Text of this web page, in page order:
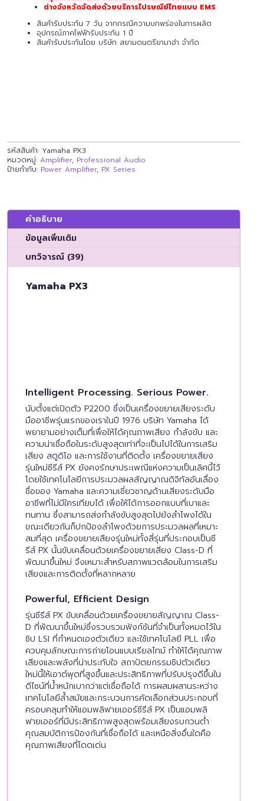
ต่างจังหวัดจัดส่งด้วยบริการไปรษณีย์ไทยแบบ EMS
สินค้ารับประกัน 7 วัน จากกรณีความบกพร่องในการผลิต
อุปกรณ์ภาคไฟฟ้ารับประกัน 1 ปี
สินค้ารับประกันโดย บริษัท สยามดนตรียามาฮ่า จำกัด
รหัสสินค้า: Yamaha PX3
หมวดหมู่: Amplifier, Professional Audio
ป้ายกำกับ: Power Amplifier, PX Series
คำอธิบาย
ข้อมูลเพิ่มเติม
บทวิจารณ์ (39)
Yamaha PX3
Intelligent Processing. Serious Power.
นับตั้งแต่เปิดตัว P2200 ซึ่งเป็นเครื่องขยายเสียงระดับ
มืออาชีพรุ่นแรกของเราในปี 1976 บริษัท Yamaha ได้
พยายามอย่างเต็มที่เพื่อให้ได้คุณภาพเสียง กำลังขับ และ
ความน่าเชื่อถือในระดับสูงสุดเท่าที่จะเป็นไปได้ในการเสริม
เสียง สตูดิโอ และการใช้งานที่ติดตั้ง เครื่องขยายเสียง
รุ่นใหม่ซีรีส์ PX ยังคงรักษาประเพณีแห่งความเป็นเลิศนี้ไว้
โดยใช้เทคโนโลยีการประมวลผลสัญญาณดิจิทัลอันเลื่อง
ชื่อของ Yamaha และความเชี่ยวชาญด้านเสียงระดับมือ
อาชีพที่ไม่มีใครเทียบได้ เพื่อให้ได้การออกแบบที่เบาและ
ทนทาน ซึ่งสามารถส่งกำลังขับสูงสุดไปยังลำโพงได้ใน
ขณะเดียวกันก็ปกป้องลำโพงด้วยการประมวลผลที่เหมาะ
สมที่สุด เครื่องขยายเสียงรุ่นใหม่ทั้งสี่รุ่นที่ประกอบเป็นซี
รีส์ PX นั้นขับเคลื่อนด้วยเครื่องขยายเสียง Class-D ที่
พัฒนาขึ้นใหม่ จึงเหมาะสำหรับสภาพแวดล้อมในการเสริม
เสียงและการติดตั้งที่หลากหลาย
Powerful, Efficient Design
รุ่นซีรีส์ PX ขับเคลื่อนด้วยเครื่องขยายสัญญาณ Class-
D ที่พัฒนาขึ้นใหม่ซึ่งรวบรวมฟังก์ชันที่จำเป็นทั้งหมดไว้ใน
ชิป LSI ที่กำหนดเองตัวเดียว และใช้เทคโนโลยี PLL เพื่อ
ควบคุมลักษณะการถ่ายโอนแบบเรียลไทม์ ทำให้ได้คุณภาพ
เสียงและพลังที่น่าประทับใจ สถาปัตยกรรมชิปตัวเดียว
ใหม่นี้ให้เอาต์พุตที่สูงขึ้นและประสิทธิภาพที่ปรับปรุงดีขึ้นใน
ดีไซน์ที่น้ำหนักเบากว่าแต่เชื่อถือได้ การผสมผสานระหว่าง
เทคโนโลยีล้ำสมัยและกระบวนการคัดเลือกส่วนประกอบที่
ครอบคลุมทำให้แอมพลิฟายเออร์ซีรีส์ PX เป็นแอมพลิ
ฟายเออร์ที่มีประสิทธิภาพสูงสุดพร้อมเสียงรบกวนต่ำ
คุณสมบัติการป้องกันที่เชื่อถือได้ และเหนือสิ่งอื่นใดคือ
คุณภาพเสียงที่โดดเด่น